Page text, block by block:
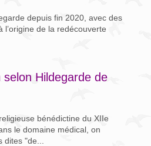
depuis fin 2020, avec des
de la redécouverte
Hildegarde de
bénédictine du XIIe
le domaine médical, on
"de...